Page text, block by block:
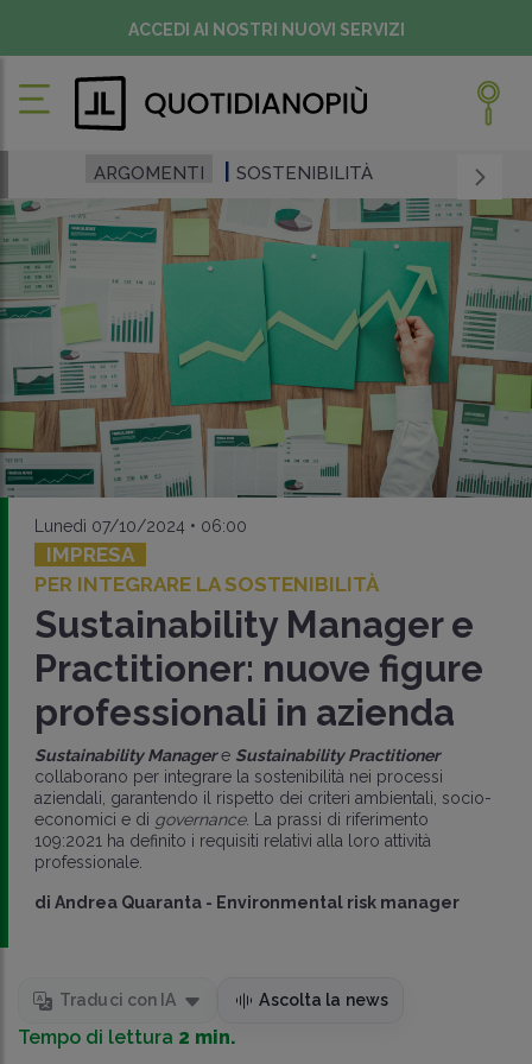
ACCEDI AI NOSTRI NUOVI SERVIZI
ARGOMENTI SOSTENIBILITÀ
Lunedì 07/10/2024 • 06:00
IMPRESA
PER INTEGRARE LA SOSTENIBILITÀ
Sustainability Manager e
Practitioner: nuove figure
professionali in azienda
Sustainability Managere Sustainability Practitioner
collaborano per integrare la sostenibilità nei processi
aziendali, garantendo il rispetto dei criteri ambientali, socio-
economici e di governance. La prassi di riferimento
109:2021 ha definito i requisiti relativi alla loro attività
professionale.
di Andrea Quaranta - Environmental risk manager
Traduci con IA Ascolta la news
Tempo di lettura 2 min.